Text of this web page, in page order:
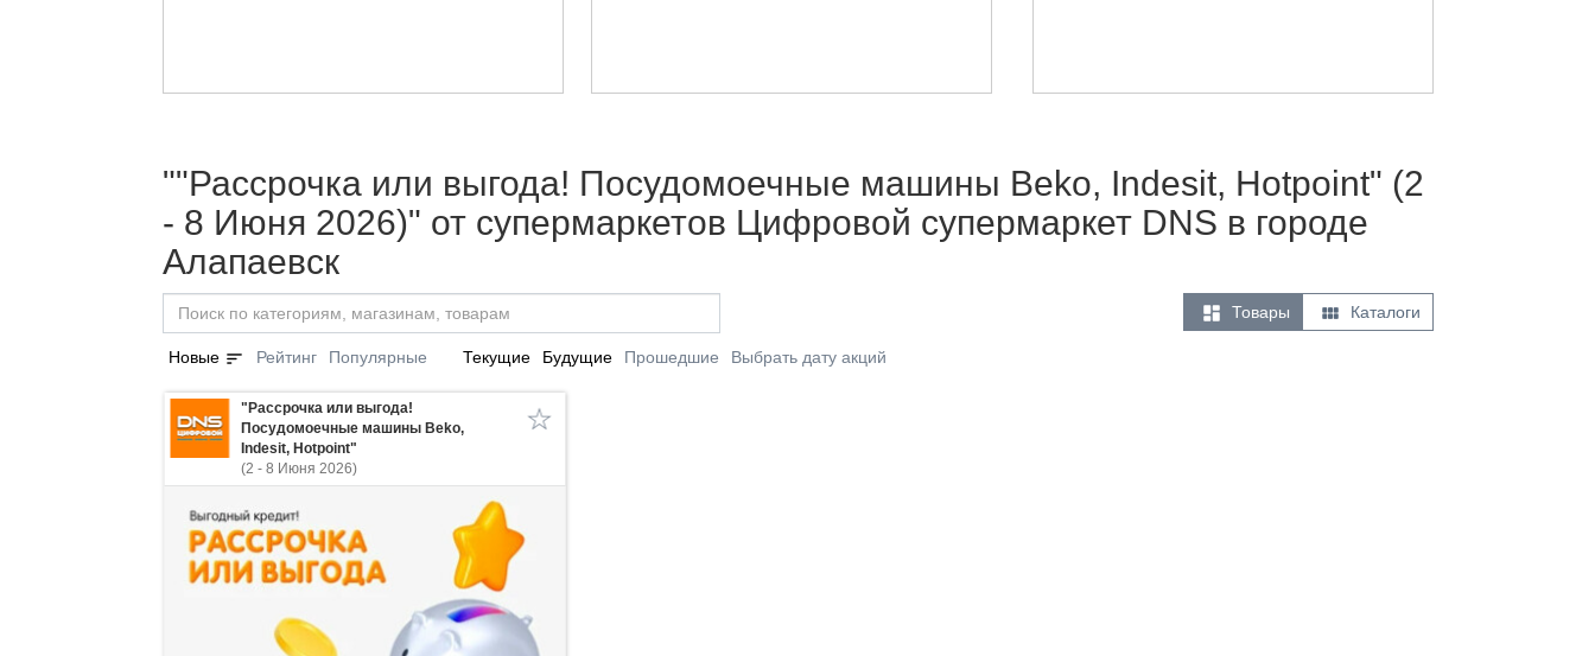
""Рассрочка или выгода! Посудомоечные машины Beko, Indesit, Hotpoint" (2
- 8 Июня 2026)" от супермаркетов Цифровой супермаркет DNS в городе
Алапаевск
 Товары  Каталоги
Новые sort Рейтинг Популярные Текущие Будущие Прошедшие Выбрать дату акций
"Рассрочка или выгода!
Посудомоечные машины Beko,
Indesit, Hotpoint"
(2 - 8 Июня 2026)